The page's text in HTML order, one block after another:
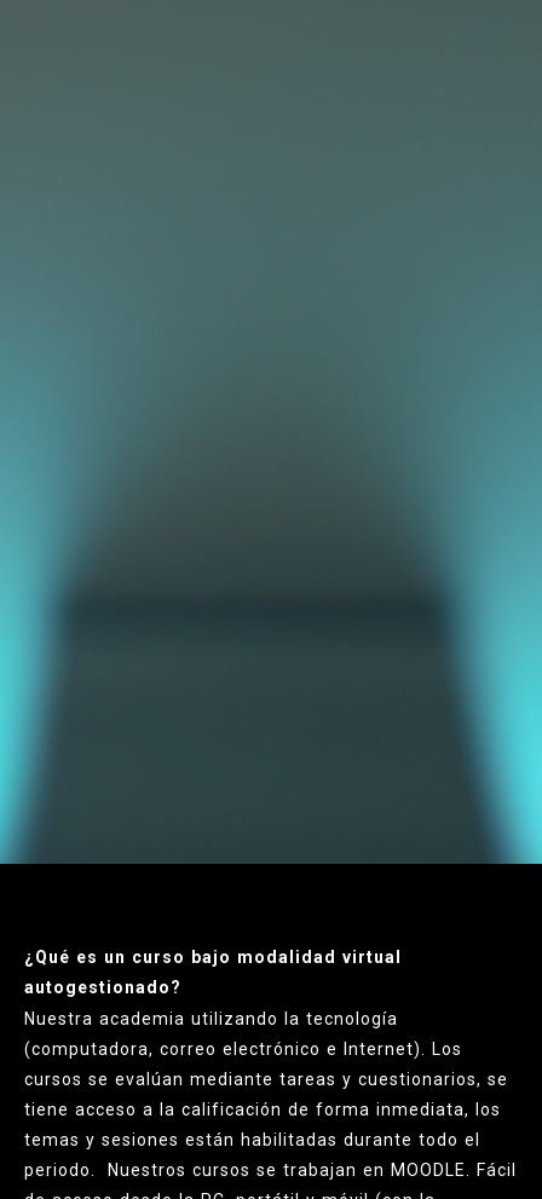
¿Qué es un curso bajo modalidad virtual
autogestionado?
Nuestra academia utilizando la tecnología
(computadora, correo electrónico e Internet). Los
cursos se evalúan mediante tareas y cuestionarios, se
tiene acceso a la calificación de forma inmediata, los
temas y sesiones están habilitadas durante todo el
periodo. Nuestros cursos se trabajan en MOODLE. Fácil